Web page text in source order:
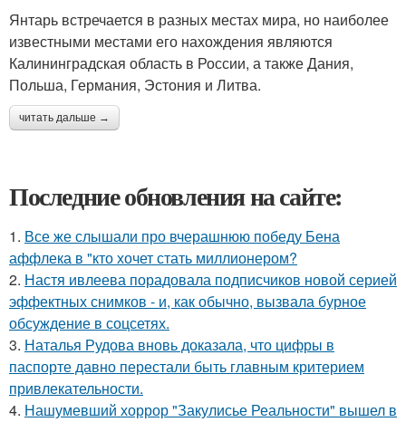
Янтарь встречается в разных местах мира, но наиболее
известными местами его нахождения являются
Калининградская область в России, а также Дания,
Польша, Германия, Эстония и Литва.
читать дальше →
Последние обновления на сайте:
1. Все же слышали про вчерашнюю победу Бена
аффлека в "кто хочет стать миллионером?
2. Настя ивлеева порадовала подписчиков новой серией
эффектных снимков - и, как обычно, вызвала бурное
обсуждение в соцсетях.
3. Наталья Рудова вновь доказала, что цифры в
паспорте давно перестали быть главным критерием
привлекательности.
4. Нашумевший хоррор "Закулисье Реальности" вышел в